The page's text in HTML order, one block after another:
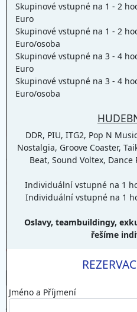
Skupinové vstupné na 1 - 2
Euro
Skupinové vstupné na 1 - 2
Euro/osoba
Skupinové vstupné na 3 - 4
Euro
Skupinové vstupné na 3 - 4
Euro/osoba
DDR, PIU, ITG2, Pop N
Nostalgia, Groove Coaster,
Beat, Sound Voltex,
Individuální vstupné na 1
Individuální vstupné na 1
Oslavy, teambuildingy,
řešíme
Jméno a Příjmení